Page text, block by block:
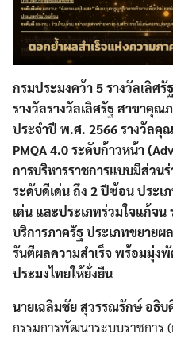
กรมประมงคว้า 5 รางวัลเลิศรั
รางวัลรางวัลเลิศรัฐสาขาคุณภ
ประจำปี พ.ศ. 2566รางวัลคุ
PMQA 4.0ระดับก้าวหน้า
การบริหารราชการแบบมีส่วน
ระดับดีเด่น ถึง 2 ปีซ้อน ประเ
เด่น และประเภทร่วมใจแก้จน
บริการภาครัฐ ประเภทขยายผ
รันตีผลความสำเร็จ พร้อมมุ่ง
ประมงไทยให้ยั่งยืน
นายเฉลิมชัย สุวรรณรักษ์ อธิบ
กรรมการพัฒนาระบบราชการ (